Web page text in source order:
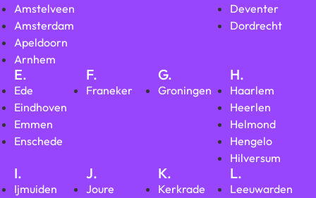
Amstelveen
Amsterdam
Apeldoorn
Arnhem
Deventer
Dordrecht
E.
Ede
Eindhoven
Emmen
Enschede
F.
Franeker
G.
Groningen
H.
Haarlem
Heerlen
Helmond
Hengelo
Hilversum
I.
Ijmuiden
J.
Joure
K.
Kerkrade
L.
Leeuwarden